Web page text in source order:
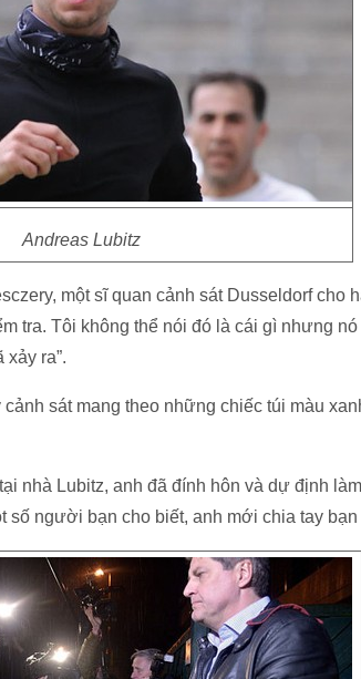
Andreas Lubitz
một sĩ quan cảnh sát Dusseldorf cho
tra. Tôi không thể nói đó là cái gì nhưng
ra”.
sát mang theo những chiếc túi màu
nhà Lubitz, anh đã đính hôn và dự định
số người bạn cho biết, anh mới chia tay bạn